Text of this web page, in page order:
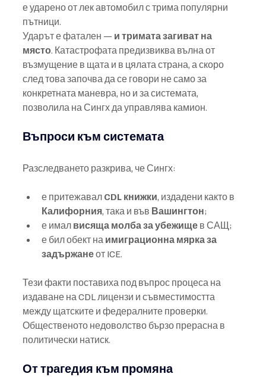
е ударено от лек автомобил с трима популярни
пътници.
Ударът е фатален — и тримата загиват на
място. Катастрофата предизвиква вълна от
възмущение в щата и в цялата страна, а скоро
след това започва да се говори не само за
конкретната маневра, но и за системата,
позволила на Сингх да управлява камион.
Въпроси към системата
Разследването разкрива, че Сингх:
е притежавал CDL книжки, издадени както в
Калифорния, така и във Вашингтон;
е имал висяща молба за убежище в САЩ;
е бил обект на имиграционна мярка за
задържане от ICE.
Тези факти поставиха под въпрос процеса на
издаване на CDL лицензи и съвместимостта
между щатските и федералните проверки.
Общественото недоволство бързо прерасна в
политически натиск.
От трагедия към промяна